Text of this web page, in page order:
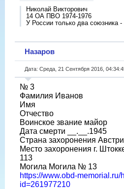
Николай Викторович
14 ОА ПВО 1974-1976
У России только два союзника
Назаров
Дата: Среда, 21 Сентября 2016,
№ 3
Фамилия Иванов
Имя
Отчество
Воинское звание майор
Дата смерти __.__.1945
Страна захоронения
Место захоронения г.
113
Могила Могила № 13
https://www.obd-memorial.ru/
id=261977210